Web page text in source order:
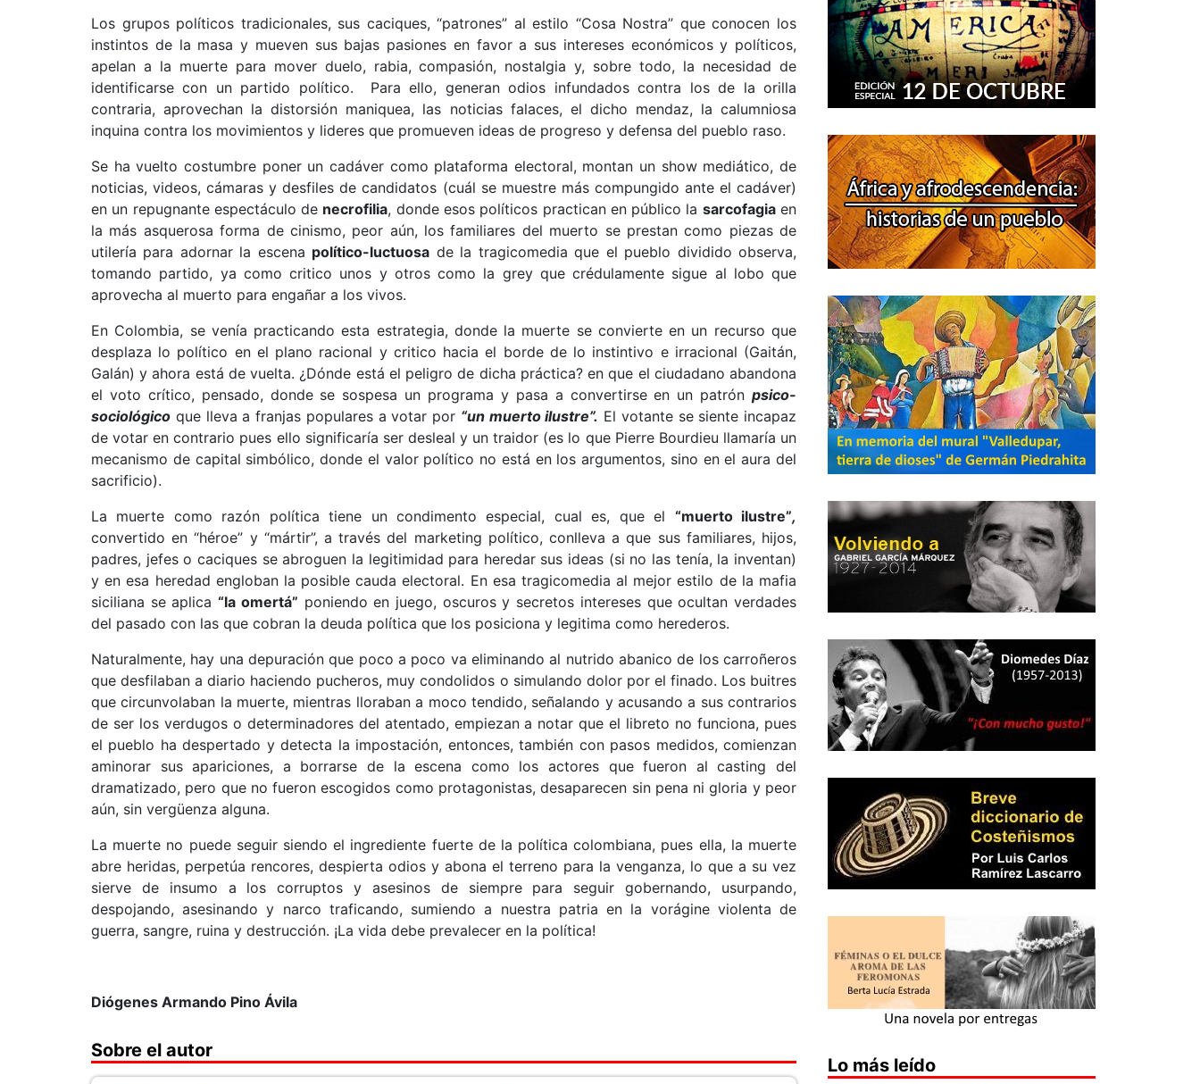
Los grupos políticos tradicionales, sus caciques, “patrones” al estilo “Cosa Nostra” que conocen los
instintos de la masa y mueven sus bajas pasiones en favor a sus intereses económicos y políticos,
apelan a la muerte para mover duelo, rabia, compasión, nostalgia y, sobre todo, la necesidad de
identificarse con un partido político. Para ello, generan odios infundados contra los de la orilla
contraria, aprovechan la distorsión maniquea, las noticias falaces, el dicho mendaz, la calumniosa
inquina contra los movimientos y lideres que promueven ideas de progreso y defensa del pueblo raso.
Se ha vuelto costumbre poner un cadáver como plataforma electoral, montan un show mediático, de
noticias, videos, cámaras y desfiles de candidatos (cuál se muestre más compungido ante el cadáver)
en un repugnante espectáculo de necrofilia, donde esos políticos practican en público la sarcofagiaen
la más asquerosa forma de cinismo, peor aún, los familiares del muerto se prestan como piezas de
utilería para adornar la escena político-luctuosa de la tragicomedia que el pueblo dividido observa,
tomando partido, ya como critico unos y otros como la grey que crédulamente sigue al lobo que
aprovecha al muerto para engañar a los vivos.
En Colombia, se venía practicando esta estrategia, donde la muerte se convierte en un recurso que
desplaza lo político en el plano racional y critico hacia el borde de lo instintivo e irracional (Gaitán,
Galán) y ahora está de vuelta. ¿Dónde está el peligro de dicha práctica? en que el ciudadano abandona
el voto crítico, pensado, donde se sospesa un programa y pasa a convertirse en un patrón psico-
sociológico que lleva a franjas populares a votar por “un muerto ilustre”. El votante se siente incapaz
de votar en contrario pues ello significaría ser desleal y un traidor (es lo que Pierre Bourdieu llamaría un
mecanismo de capital simbólico, donde el valor político no está en los argumentos, sino en el aura del
sacrificio).
La muerte como razón política tiene un condimento especial, cual es, que el “muerto ilustre”,
convertido en “héroe” y “mártir”, a través del marketing político, conlleva a que sus familiares, hijos,
padres, jefes o caciques se abroguen la legitimidad para heredar sus ideas (si no las tenía, la inventan)
y en esa heredad engloban la posible cauda electoral. En esa tragicomedia al mejor estilo de la mafia
siciliana se aplica“la omertá” poniendo en juego, oscuros y secretos intereses que ocultan verdades
del pasado con las que cobran la deuda política que los posiciona y legitima como herederos.
Naturalmente, hay una depuración que poco a poco va eliminando al nutrido abanico de los carroñeros
que desfilaban a diario haciendo pucheros, muy condolidos o simulando dolor por el finado. Los buitres
que circunvolaban la muerte, mientras lloraban a moco tendido, señalando y acusando a sus contrarios
de ser los verdugos o determinadores del atentado, empiezan a notar que el libreto no funciona, pues
el pueblo ha despertado y detecta la impostación, entonces, también con pasos medidos, comienzan
aminorar sus apariciones, a borrarse de la escena como los actores que fueron al casting del
dramatizado, pero que no fueron escogidos como protagonistas, desaparecen sin pena ni gloria y peor
aún, sin vergüenza alguna.
La muerte no puede seguir siendo el ingrediente fuerte de la política colombiana, pues ella, la muerte
abre heridas, perpetúa rencores, despierta odios y abona el terreno para la venganza, lo que a su vez
sierve de insumo a los corruptos y asesinos de siempre para seguir gobernando, usurpando,
despojando, asesinando y narco traficando, sumiendo a nuestra patria en la vorágine violenta de
guerra, sangre, ruina y destrucción. ¡La vida debe prevalecer en la política!
Diógenes Armando Pino Ávila
Sobre el autor
Lo más leído